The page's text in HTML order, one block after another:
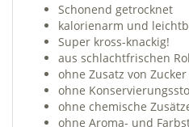
Schonend getrocknet
kalorienarm und
Super kross-knackig!
aus schlachtfrischen
ohne Zusatz von
ohne
ohne chemische
ohne Aroma- und